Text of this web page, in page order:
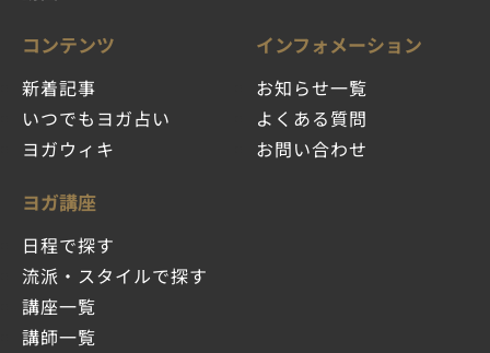
コンテンツ
新着記事
いつでもヨガ占い
ヨガウィキ
ヨガ講座
日程で探す
流派・スタイルで探す
講座一覧
講師一覧
インフォメーション
お知らせ一覧
よくある質問
お問い合わせ